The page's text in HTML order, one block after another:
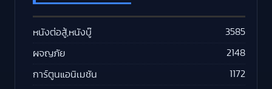
หนังต่อสู้,หนังบู๊ 3585
ผจญภัย 2148
การ์ตูนแอนิเมชัน 1172